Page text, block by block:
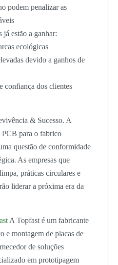
podem penalizar as
estão a ganhar:
ecológicas
devido a ganhos de
confiança dos clientes
& Sucesso. A
PCB para o fabrico
questão de conformidade
As empresas que
práticas circulares e
liderar a próxima era da
A Topfast é um fabricante
e montagem de placas de
de soluções
em prototipagem